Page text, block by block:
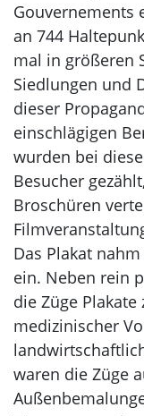
Gouvernements
an 744
mal in größeren
Siedlungen und
dieser
einschlägigen
wurden bei
Besucher
Broschüren
Das Plakat
ein. Neben rein
die Züge
medizinischer
waren die Züge